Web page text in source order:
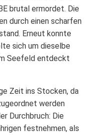
brutal ermordet. Die
durch einen scharfen
Erneut konnte
sich um dieselbe
Seefeld entdeckt
Zeit ins Stocken, da
werden
Durchbruch: Die
festnehmen, als